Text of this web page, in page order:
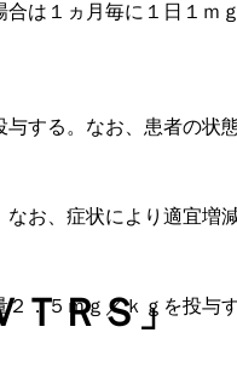
は１ヵ月毎に１日１
する。なお、患者の状
お、症状により適宜増減
．５ｍｇ／ｋｇを投与す
ＴＲＳ」